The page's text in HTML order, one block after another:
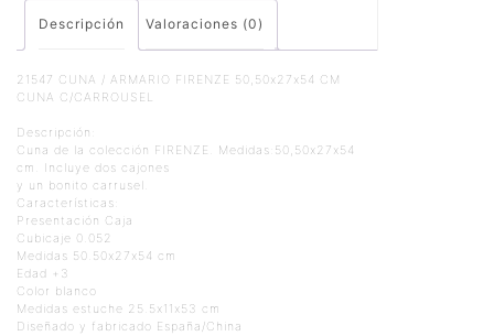
Descripción Valoraciones (0)
21547 CUNA / ARMARIO FIRENZE 50,50x27x54 CM
CUNA C/CARROUSEL
Descripción:
Cuna de la colección FIRENZE. Medidas:50,50x27x54
cm. Incluye dos cajones
y un bonito carrusel.
Características:
Presentación Caja
Cubicaje 0.052
Medidas 50.50x27x54 cm
Edad +3
Color blanco
Medidas estuche 25.5x11x53 cm
Diseñado y fabricado España/China